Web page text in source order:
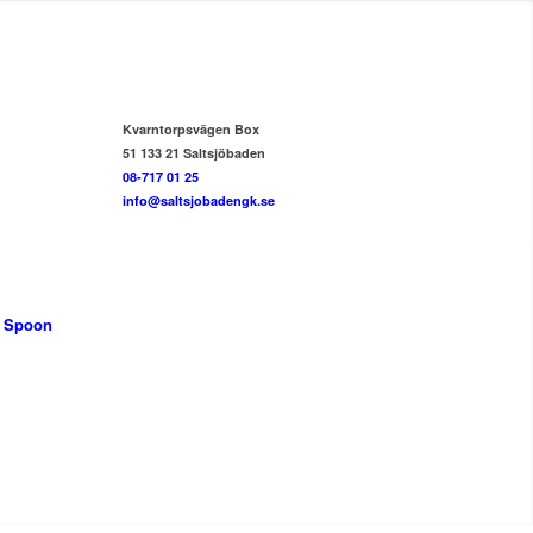
Kvarntorpsvägen Box
51 133 21 Saltsjöbaden
08-717 01 25
info@saltsjobadengk.se